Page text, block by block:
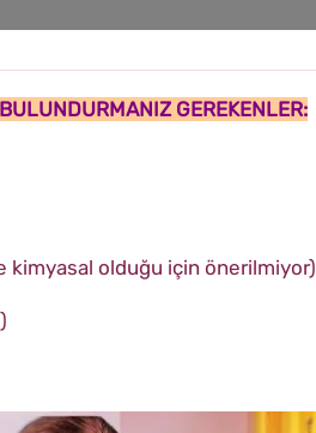
GEREKENLER:
kimyasal olduğu için önerilmiyor)